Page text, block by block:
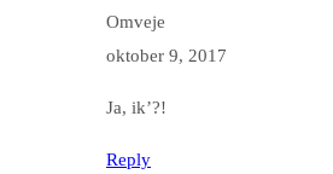
Omveje
oktober 9, 2017
Ja, ik’?!
Reply